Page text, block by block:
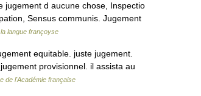
d aucune chose, Inspectio
Sensus communis. Jugement
langue françoyse
equitable. juste jugement.
provisionnel. il assista au
de l'Académie française